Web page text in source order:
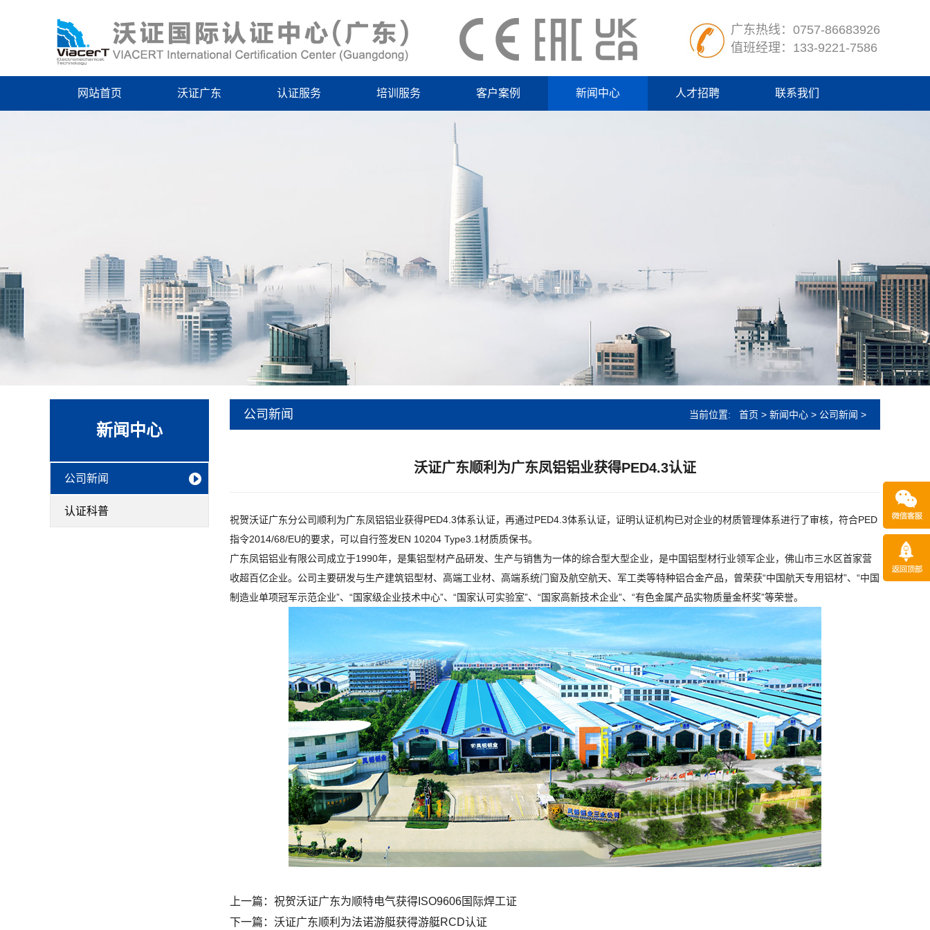
广东热线：0757-86683926
值班经理：133-9221-7586
网站首页 沃证广东 认证服务 培训服务 客户案例 新闻中心 人才招聘 联系我们
新闻中心
公司新闻
认证科普
公司新闻 当前位置: 首页 > 新闻中心 > 公司新闻 >
沃证广东顺利为广东凤铝铝业获得PED4.3认证
祝贺沃证广东分公司顺利为广东凤铝铝业获得PED4.3体系认证，再通过PED4.3体系认证，证明认证机构已对企业的材质管理体系进行了审核，符合PED
指令2014/68/EU的要求，可以自行签发EN 10204 Type3.1材质质保书。
广东凤铝铝业有限公司成立于1990年，是集铝型材产品研发、生产与销售为一体的综合型大型企业，是中国铝型材行业领军企业，佛山市三水区首家营
收超百亿企业。公司主要研发与生产建筑铝型材、高端工业材、高端系统门窗及航空航天、军工类等特种铝合金产品，曾荣获“中国航天专用铝材”、“中国
制造业单项冠军示范企业”、“国家级企业技术中心”、“国家认可实验室”、“国家高新技术企业”、“有色金属产品实物质量金杯奖”等荣誉。
上一篇： 祝贺沃证广东为顺特电气获得ISO9606国际焊工证
下一篇： 沃证广东顺利为法诺游艇获得游艇RCD认证